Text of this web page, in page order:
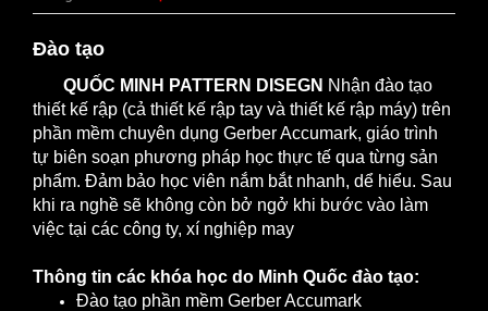
Đào tạo
QUỐC MINH PATTERN DISEGN Nhận đào tạo
thiết kế rập (cả thiết kế rập tay và thiết kế rập máy) trên
phần mềm chuyên dụng Gerber Accumark, giáo trình
tự biên soạn phương pháp học thực tế qua từng sản
phẩm. Đảm bảo học viên nắm bắt nhanh, dể hiểu. Sau
khi ra nghề sẽ không còn bở ngở khi bước vào làm
việc tại các công ty, xí nghiệp may
Thông tin các khóa học do Minh Quốc đào tạo:
Đào tạo phần mềm Gerber Accumark